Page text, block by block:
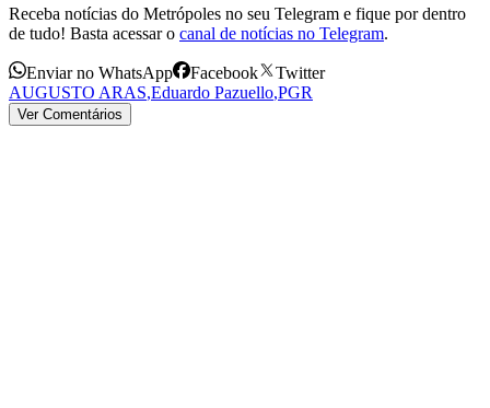
Receba notícias do Metrópoles no seu Telegram e fique por dentro
de tudo! Basta acessar o canal de notícias no Telegram.
Enviar no WhatsApp Facebook
Twitter
AUGUSTO ARAS,Eduardo Pazuello,PGR
Ver Comentários